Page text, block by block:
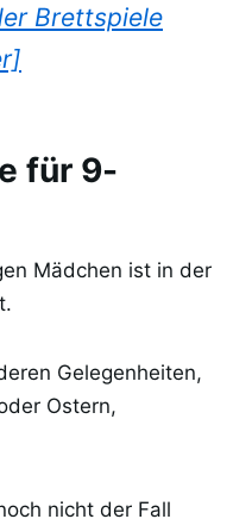
Brettspiele
für 9-
Mädchen ist in der
Gelegenheiten,
Ostern,
nicht der Fall